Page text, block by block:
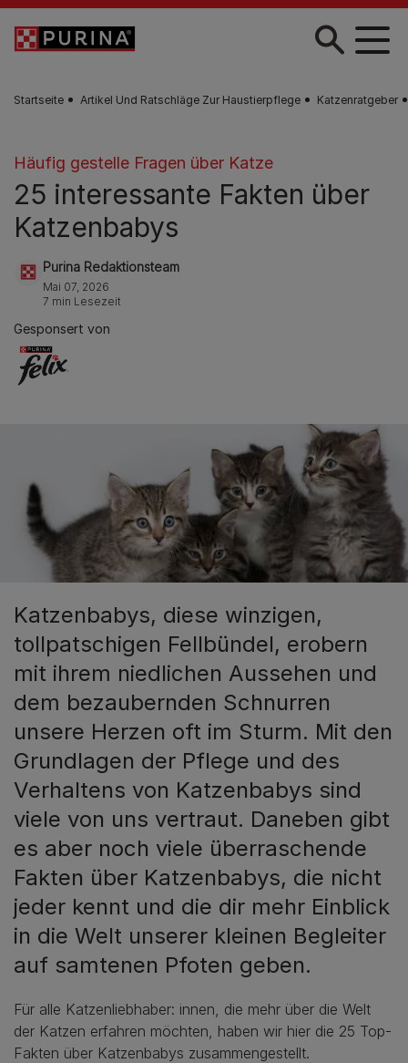
Zum Hauptinhalt springen
Startseite Artikel Und Ratschläge Zur Haustierpflege Katzenratgeber
Häufig gestelle Fragen über Katze
25 interessante Fakten über
Katzenbabys
Purina Redaktionsteam
Mai 07, 2026
7 min Lesezeit
Gesponsert von
Katzenbabys, diese winzigen,
tollpatschigen Fellbündel, erobern
mit ihrem niedlichen Aussehen und
dem bezaubernden Schnurren
unsere Herzen oft im Sturm. Mit den
Grundlagen der Pflege und des
Verhaltens von Katzenbabys sind
viele von uns vertraut. Daneben gibt
es aber noch viele überraschende
Fakten über Katzenbabys, die nicht
jeder kennt und die dir mehr Einblick
in die Welt unserer kleinen Begleiter
auf samtenen Pfoten geben.
Für alle Katzenliebhaber: innen, die mehr über die Welt
der Katzen erfahren möchten, haben wir hier die 25 Top-
Fakten über Katzenbabys zusammengestellt.